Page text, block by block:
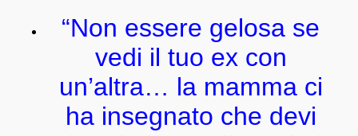
“Non essere gelosa se
vedi il tuo ex con
un’altra… la mamma ci
ha insegnato che devi